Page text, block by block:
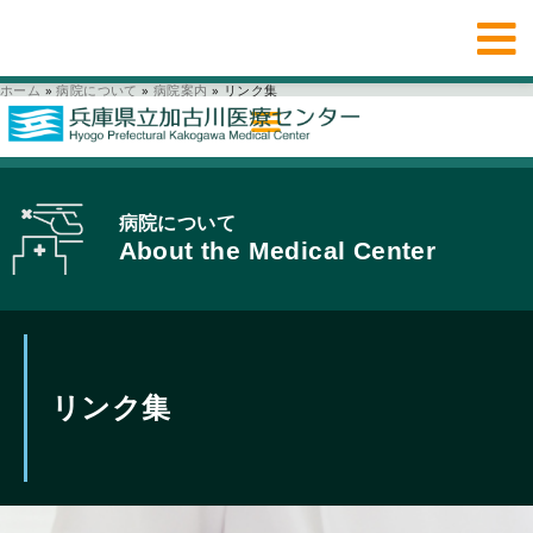
ホーム » 病院について » 病院案内 » リンク集
病院について
About the Medical Center
リンク集